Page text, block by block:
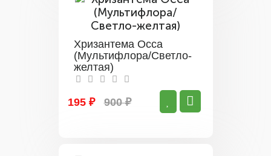
Хризантема Осса
(Мультифлора/Светло-
желтая)
195 ₽ 900 ₽